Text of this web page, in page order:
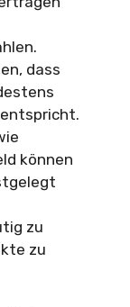
dass
können
zu
zu